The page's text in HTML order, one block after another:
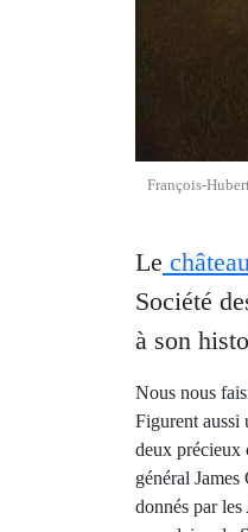
François-
Le
Société
à son
Nous nous
Figurent aussi
deux précieux
général
donnés par